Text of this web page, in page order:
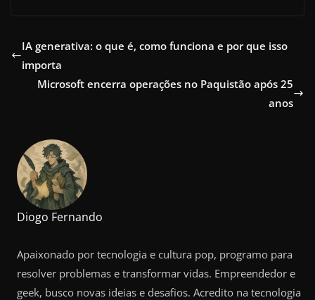
IA generativa: o que é, como funciona e por que isso
importa
Microsoft encerra operações no Paquistão após 25
anos
Diogo Fernando
Apaixonado por tecnologia e cultura pop, programo para
resolver problemas e transformar vidas. Empreendedor e
geek, busco novas ideias e desafios. Acredito na tecnologia